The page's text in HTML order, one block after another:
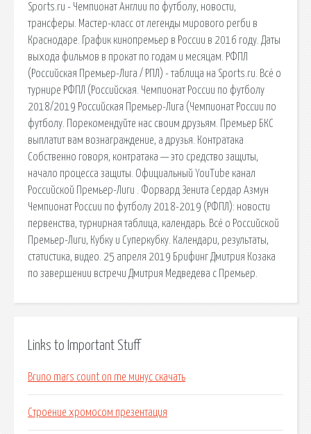
Sports.ru - Чемпионат Англии по футболу, новости,
трансферы. Мастер-класс от легенды мирового регби в
Краснодаре. График кинопремьер в России в 2016 году. Даты
выхода фильмов в прокат по годам и месяцам. РФПЛ
(Российская Премьер-Лига / РПЛ) - таблица на Sports.ru. Всё о
турнире РФПЛ (Российская. Чемпионат России по футболу
2018/2019 Российская Премьер-Лига (Чемпионат России по
футболу. Порекомендуйте нас своим друзьям. Премьер БКС
выплатит вам вознаграждение, а друзья. Контратака
Собственно говоря, контратака — это средство защиты,
начало процесса защиты. Официальный YouTube канал
Российской Премьер-Лиги . Форвард Зенита Сердар Азмун
Чемпионат России по футболу 2018-2019 (РФПЛ): новости
первенства, турнирная таблица, календарь. Всё о Российской
Премьер-Лиги, Кубку и Суперкубку. Календари, результаты,
статистика, видео. 25 апреля 2019 Брифинг Дмитрия Козака
по завершении встречи Дмитрия Медведева с Премьер.
Links to Important Stuff
Bruno mars count on me минус скачать
Строение хромосом презентация